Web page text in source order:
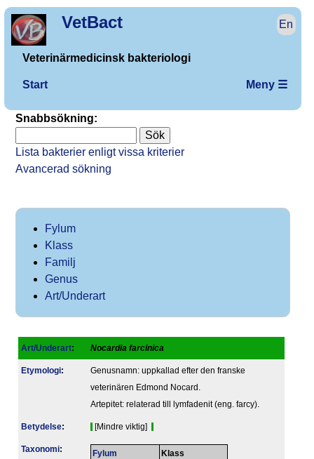
VetBact En
Veterinärmedicinsk bakteriologi
Start Meny ☰
Snabbsökning:
Lista bakterier enligt vissa kriterier
Avancerad sökning
Fylum
Klass
Familj
Genus
Art/Underart
Art/Underart: Nocardia farcinica
Etymologi:
Genusnamn: uppkallad efter den franske
veterinären Edmond Nocard.
Artepitet: relaterad till lymfadenit (eng. farcy).
Betydelse: [Mindre viktig]
Taxonomi: Fylum Klass